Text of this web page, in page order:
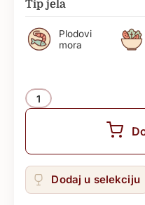
Tip jela
Plodovi
mora
Količina
Dodaj u selekciju